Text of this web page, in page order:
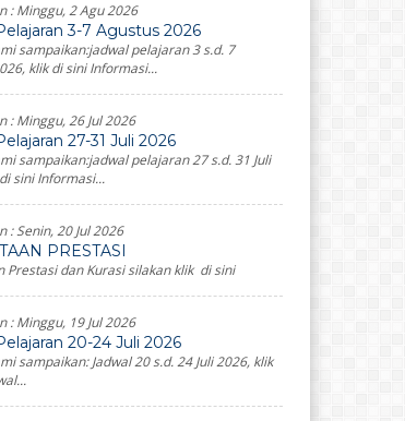
:Minggu, 2 Agu 2026
3-7 Agustus 2026
sampaikan:jadwal pelajaran 3 s.d. 7
klik di sini Informasi...
:Minggu, 26 Jul 2026
27-31 Juli 2026
sampaikan:jadwal pelajaran 27 s.d. 31 Juli
sini Informasi...
:Senin, 20 Jul 2026
PRESTASI
Prestasi dan Kurasi silakan klik di sini
:Minggu, 19 Jul 2026
20-24 Juli 2026
sampaikan: Jadwal 20 s.d. 24 Juli 2026, klik